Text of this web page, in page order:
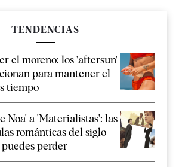
TENDENCIAS
el moreno: los 'aftersun'
para mantener el
tiempo
Noa' a 'Materialistas': las
románticas del siglo
perder